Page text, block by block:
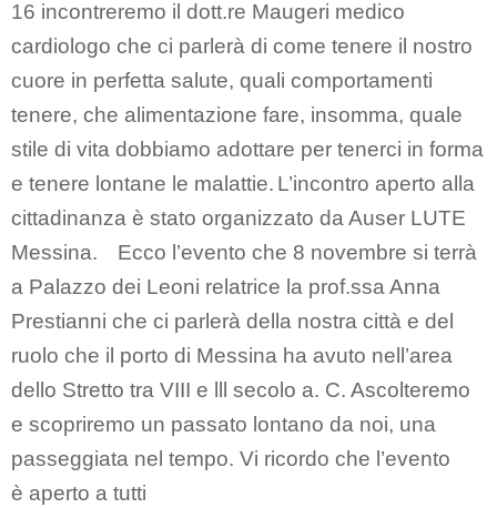
16 incontreremo il dott.re Maugeri medico
cardiologo che ci parlerà di come tenere il nostro
cuore in perfetta salute, quali comportamenti
tenere, che alimentazione fare, insomma, quale
stile di vita dobbiamo adottare per tenerci in forma
e tenere lontane le malattie. L’incontro aperto alla
cittadinanza è stato organizzato da Auser LUTE
Messina.
Ecco l’evento che 8 novembre si terrà
a Palazzo dei Leoni relatrice la prof.ssa Anna
Prestianni che ci parlerà della nostra città e del
ruolo che il porto di Messina ha avuto nell’area
dello Stretto tra VIII e lll secolo a. C. Ascolteremo
e scopriremo un passato lontano da noi, una
passeggiata nel tempo. Vi ricordo che l’evento
è aperto a tutti